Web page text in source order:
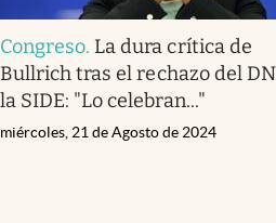
Congreso. La dura crítica de
Bullrich tras el rechazo del
la SIDE: "Lo celebran..."
miércoles, 21 de Agosto de 2024